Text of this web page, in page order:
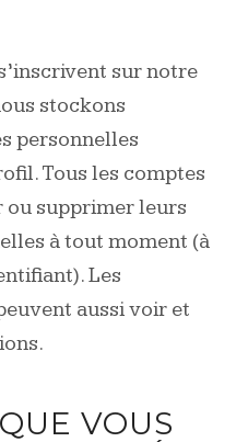
sur notre
stockons
personnelles
Tous les comptes
supprimer leurs
à tout moment (à
Les
aussi voir et
VOUS